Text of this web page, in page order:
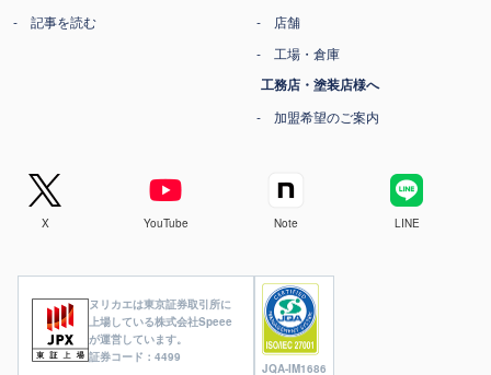
ヌリカエは東京証券取引所に
上場している株式会社Speee
が運営しています。
証券コード：4499
JQA-IM1686
記事を読む
店舗
工場・倉庫
工務店・塗装店様へ
加盟希望のご案内
X YouTube Note LINE